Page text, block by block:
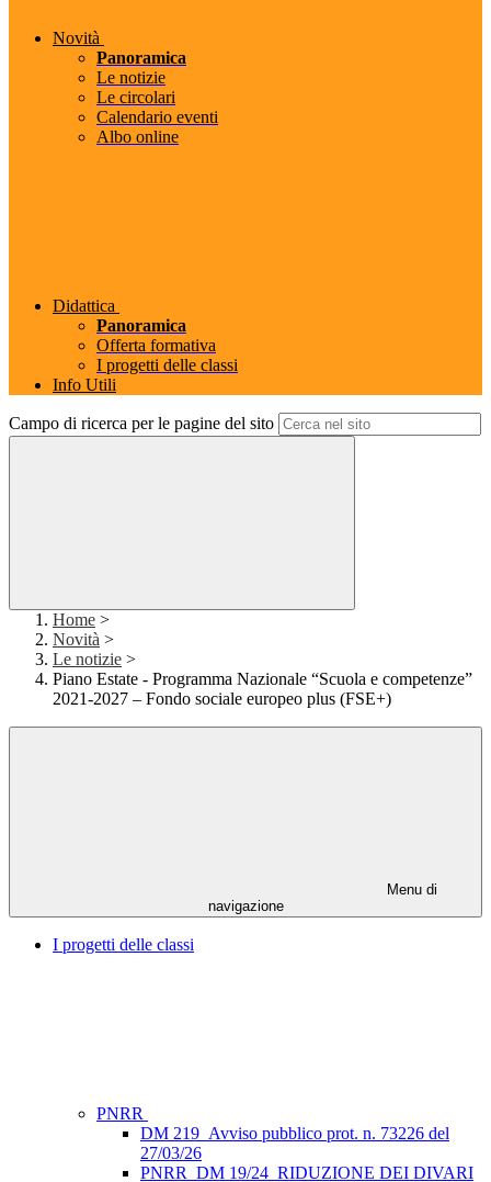
Novità
Panoramica
Le notizie
Le circolari
Calendario eventi
Albo online
Didattica
Panoramica
Offerta formativa
I progetti delle classi
Info Utili
Campo di ricerca per le pagine del sito
Home >
Novità >
Le notizie >
Piano Estate - Programma Nazionale “Scuola e competenze”
2021-2027 – Fondo sociale europeo plus (FSE+)
Menu di
navigazione
I progetti delle classi
PNRR
DM 219_Avviso pubblico prot. n. 73226 del
27/03/26
PNRR_DM 19/24_RIDUZIONE DEI DIVARI